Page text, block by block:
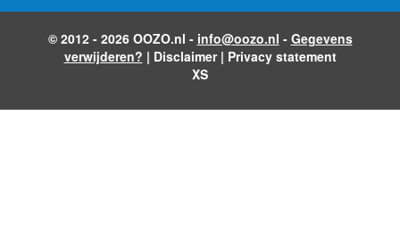
© 2012 - 2026 OOZO.nl - info@oozo.nl - Gegevens
verwijderen? | Disclaimer| Privacy statement
XS